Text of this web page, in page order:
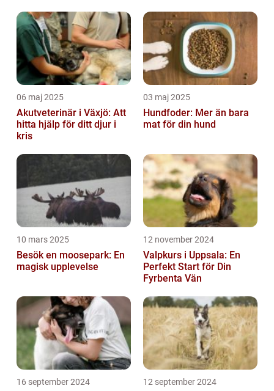
06 maj 2025
Akutveterinär i Växjö: Att
hitta hjälp för ditt djur i
kris
03 maj 2025
Hundfoder: Mer än bara
mat för din hund
10 mars 2025
Besök en moosepark: En
magisk upplevelse
12 november 2024
Valpkurs i Uppsala: En
Perfekt Start för Din
Fyrbenta Vän
16 september 2024 12 september 2024